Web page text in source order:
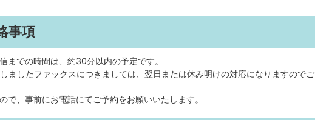
事項
までの時間は、約30分以内の予定です。
ましたファックスにつきましては、翌日または休み明けの対応になりますのでご
で、事前にお電話にてご予約をお願いいたします。